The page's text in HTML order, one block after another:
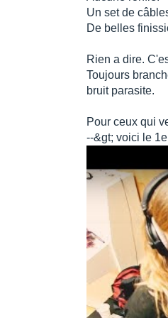
Un set de
De belles
Rien a dire.
Toujours
bruit parasite.
Pour ceux qui
--&gt; voici le